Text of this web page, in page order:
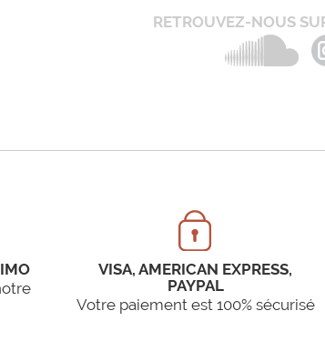
RETROUVEZ-NOUS
VISA, AMERICAN EXPRESS,
PAYPAL
Votre paiement est 100% sécurisé